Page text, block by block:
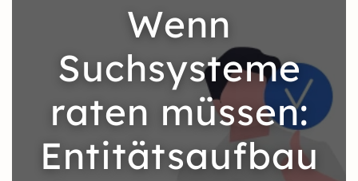
Wenn
Suchsysteme
raten müssen:
Entitätsaufbau